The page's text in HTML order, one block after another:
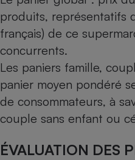
produits, représentatifs
français) de ce
concurrents.
Les paniers famille,
panier moyen pondéré
de consommateurs, à
couple sans enfant ou
ÉVALUATION DES